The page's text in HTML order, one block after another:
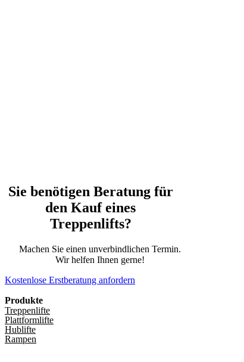
Sie benötigen Beratung für
den Kauf eines
Treppenlifts?
Machen Sie einen unverbindlichen Termin.
Wir helfen Ihnen gerne!
Kostenlose Erstberatung anfordern
Produkte
Treppenlifte
Plattformlifte
Hublifte
Rampen